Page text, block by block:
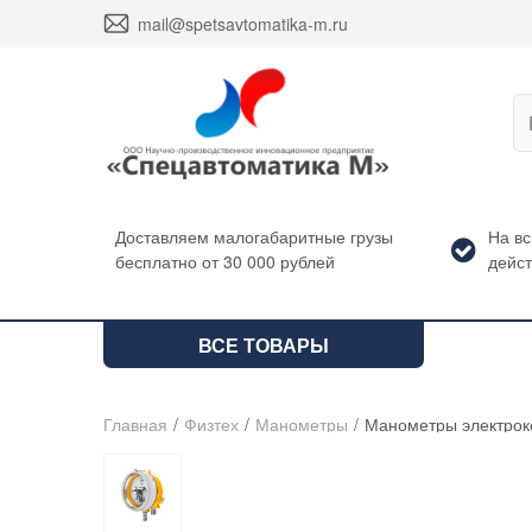
envelope mail@spetsavtomatika-m.ru
Доставляем малогабаритные грузы
бесплатно от 30 000 рублей
На
ВСЕ ТОВАРЫ
Главная / Физтех / Манометры / Манометры